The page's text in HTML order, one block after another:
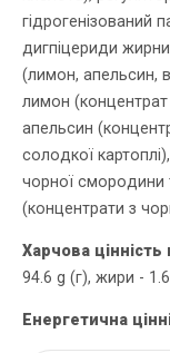
гідрогенізований
дигпіцериди
(лимон, апельсин,
лимон
апельсин
солодкої
чорної смородини
(концентрати з
Харчова цінність
94.6 g (г), жири - 1.6
Енергетична